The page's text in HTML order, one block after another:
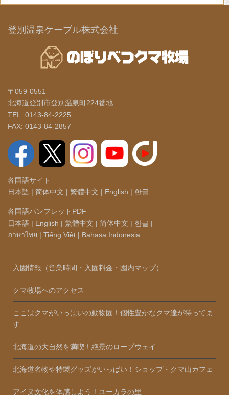
登別温泉ケーブル株式会社
〒059-0551
北海道登別市登別温泉町224番地
TEL: 0143-84-2225
FAX: 0143-84-2857
各国語サイト
日本語 | 简体中文 | 繁體中文 | English | 한글
各国語パンフレットPDF
日本語 | English | 繁體中文 | 简体中文 | 한글 |
ภาษาไทย | Tiếng Việt | Bahasa Indonesia
入園情報（営業時間・入園料金・園内マップ）
クマ牧場へのアクセス
ここはクマがいっぱいの動物園！個性豊かなクマ達が待ってま
す
北海道の大自然を満喫！絶景のロープウェイ
北海道名物や特製グッズがいっぱい！ショップ・クマ山カフェ
アイヌ文化を体感しよう！ユーカラの里